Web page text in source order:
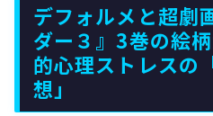
デフォルメと超劇
ダー３』3巻の絵
的心理ストレスの
想」